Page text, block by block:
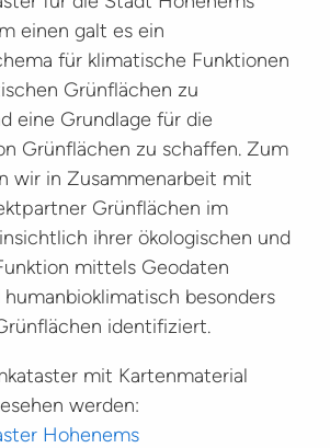
einen galt es ein
für klimatische Funktionen
Grünflächen zu
eine Grundlage für die
Grünflächen zu schaffen. Zum
wir in Zusammenarbeit mit
Grünflächen im
ihrer ökologischen und
mittels Geodaten
besonders
identifiziert.
mit Kartenmaterial
werden:
Hohenems